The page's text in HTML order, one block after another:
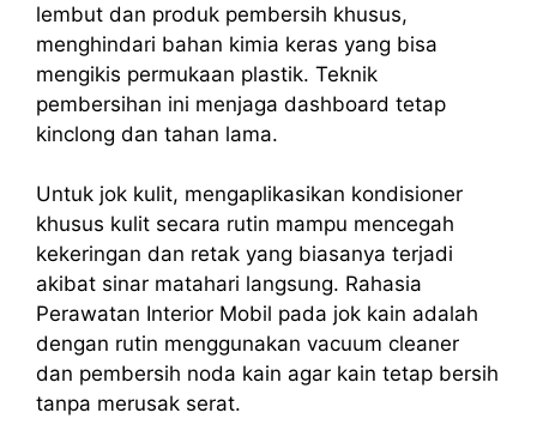
lembut dan produk pembersih khusus,
menghindari bahan kimia keras yang bisa
mengikis permukaan plastik. Teknik
pembersihan ini menjaga dashboard tetap
kinclong dan tahan lama.
Untuk jok kulit, mengaplikasikan kondisioner
khusus kulit secara rutin mampu mencegah
kekeringan dan retak yang biasanya terjadi
akibat sinar matahari langsung. Rahasia
Perawatan Interior Mobil pada jok kain adalah
dengan rutin menggunakan vacuum cleaner
dan pembersih noda kain agar kain tetap bersih
tanpa merusak serat.